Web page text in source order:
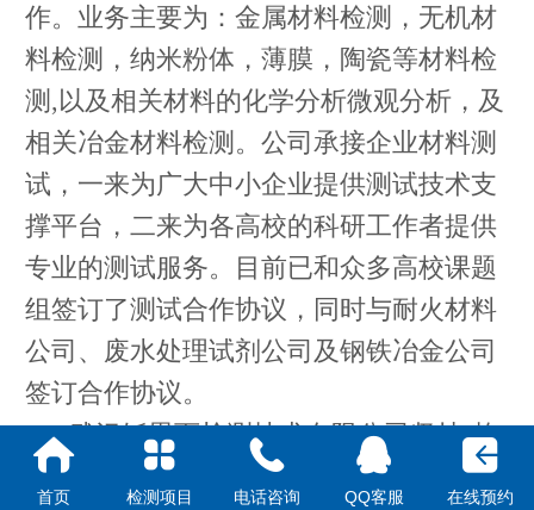
作。业务主要为：金属材料检测，无机材
料检测，纳米粉体，薄膜，陶瓷等材料检
测,以及相关材料的化学分析微观分析，及
相关冶金材料检测。公司承接企业材料测
试，一来为广大中小企业提供测试技术支
撑平台，二来为各高校的科研工作者提供
专业的测试服务。目前已和众多高校课题
组签订了测试合作协议，同时与耐火材料
公司、废水处理试剂公司及钢铁冶金公司
签订合作协议。
武汉铄思百检测技术有限公司坚持“恪
守信誉、质量第一、客户第一”的经营理
首页 检测项目 电话咨询 QQ客服 在线预约